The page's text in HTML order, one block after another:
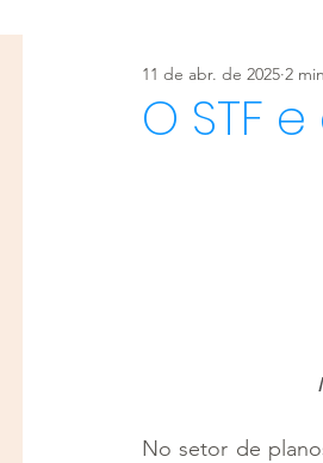
O STF
11 de abr. de 2025 2
No setor de